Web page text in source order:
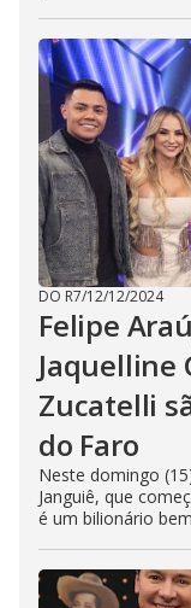
DO R7/12/12/2024
Felipe
Jaquelline
Zucatelli
do Faro
Neste domingo
Janguiê, que
é um bilionário